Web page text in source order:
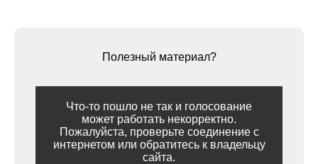
Полезный материал?
Что-то пошло не так и голосование
может работать некорректно.
Пожалуйста, проверьте соединение с
интернетом или обратитесь к владельцу
сайта.